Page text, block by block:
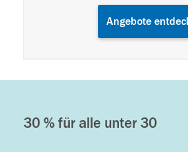
Angebote
30 % für alle unter 30